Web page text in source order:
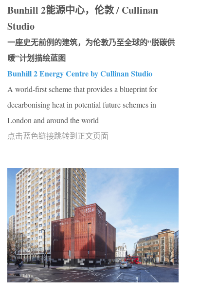
Bunhill 2能源中心，伦敦 / Cullinan
Studio
一座史无前例的建筑，为伦敦乃至全球的“脱碳供
暖”计划描绘蓝图
Bunhill 2 Energy Centre by Cullinan Studio
A world-first scheme that provides a blueprint for
decarbonising heat in potential future schemes in
London and around the world
点击蓝色链接跳转到正文页面